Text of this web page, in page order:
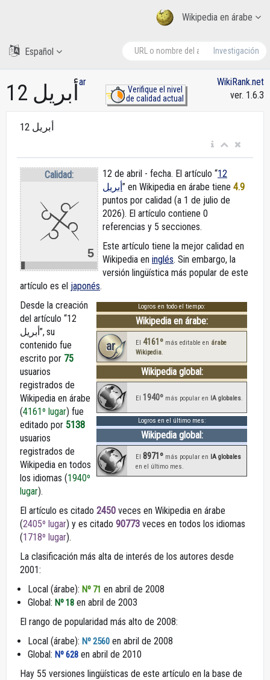
Wikipedia en árabe
Investigación
Español
12 أبريل ar
Verifique el nivel
de calidad actual
WikiRank.net
ver. 1.6.3
12 أبريل
Calidad:
5
12 de abril - fecha. El artículo “12
أبريل” en Wikipedia en árabe tiene 4.9
puntos por calidad (a 1 de julio de
2026). El artículo contiene 0
referencias y 5 secciones.
Este artículo tiene la mejor calidad en
Wikipedia en inglés. Sin embargo, la
versión lingüística más popular de este
artículo es el japonés.
Logros en todo el tiempo:
Wikipedia en árabe:
ar El 4161º más editable en árabe
Wikipedia.
Wikipedia global:
El 1940º más popular en IA globales
Logros en el último mes:
Wikipedia global:
El 8971º más popular en IA globales
en el último mes.
Desde la creación
del artículo “12
أبريل”, su
contenido fue
escrito por 75
usuarios
registrados de
Wikipedia en árabe
(4161º lugar) fue
editado por 5138
usuarios
registrados de
Wikipedia en todos
los idiomas (1940º
lugar).
El artículo es citado 2450 veces en Wikipedia en árabe
(2405º lugar) y es citado 90773 veces en todos los idiomas
(1718º lugar).
La clasificación más alta de interés de los autores desde
2001:
Local (árabe): Nº 71 en abril de 2008
Global: Nº 18 en abril de 2003
El rango de popularidad más alto de 2008:
Local (árabe): Nº 2560 en abril de 2008
Global: Nº 628 en abril de 2010
Hay 55 versiones lingüísticas de este artículo en la base de